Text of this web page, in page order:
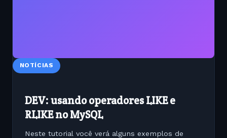
NOTÍCIAS
DEV: usando operadores LIKE e
RLIKE no MySQL
Neste tutorial você verá alguns exemplos de